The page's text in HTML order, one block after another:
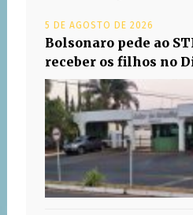
5 DE AGOSTO DE 2026
Bolsonaro pede ao
receber os filhos no